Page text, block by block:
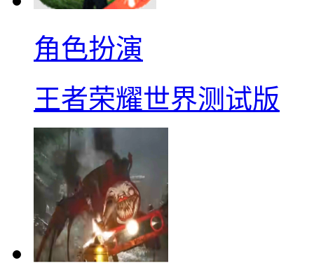
角色扮演
王者荣耀世界测试版